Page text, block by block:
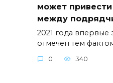
может
между
2021 года впервые
отмечен тем
0 340